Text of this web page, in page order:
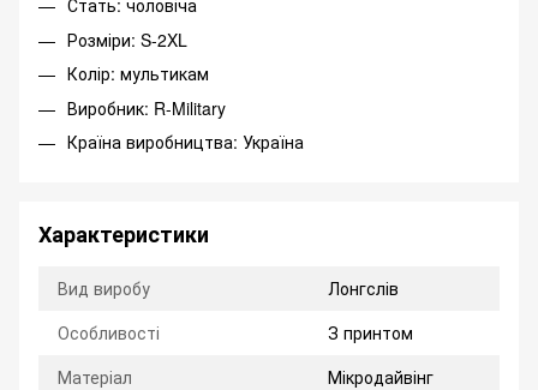
Стать: чоловіча
Розміри: S-2XL
Колір: мультикам
Виробник: R-Military
Країна виробництва: Україна
Характеристики
Вид виробу
Лонгслів
Особливості
З принтом
Матеріал
Мікродайвінг